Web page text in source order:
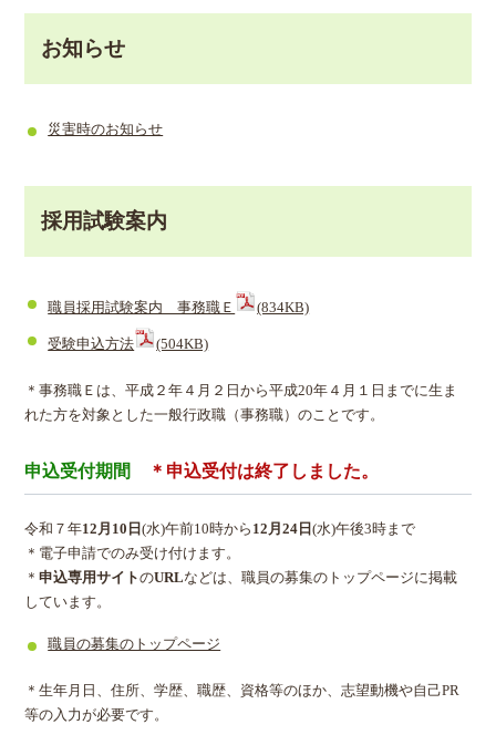
お知らせ
災害時のお知らせ
採用試験案内
職員採用試験案内 事務職Ｅ (834KB)
受験申込方法 (504KB)
＊事務職Ｅは、平成２年４月２日から平成20年４月１日までに生ま
れた方を対象とした一般行政職（事務職）のことです。
申込受付期間 ＊申込受付は終了しました。
令和７年12月10日(水)午前10時から 12月24日(水)午後3時まで
＊電子申請でのみ受け付けます。
＊申込専用サイトのURLなどは、職員の募集のトップページに掲載
しています。
職員の募集のトップページ
＊生年月日、住所、学歴、職歴、資格等のほか、志望動機や自己PR
等の入力が必要です。